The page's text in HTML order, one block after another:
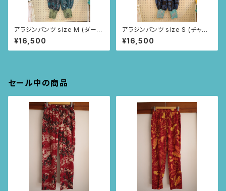
アラジンパンツ size M (ダーク
グレー/インドの小花柄)
¥16,500
アラジンパンツ size S (チャコ
ールグレー/毛糸柄)
¥16,500
セール中の商品